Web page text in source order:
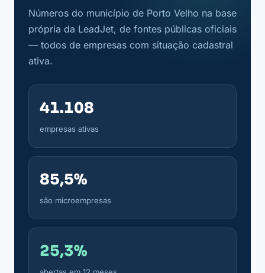
Números do município de Porto Velho na base
própria da LeadJet, de fontes públicas oficiais
— todos de empresas com situação cadastral
ativa.
41.108
empresas ativas
85,5%
são microempresas
25,3%